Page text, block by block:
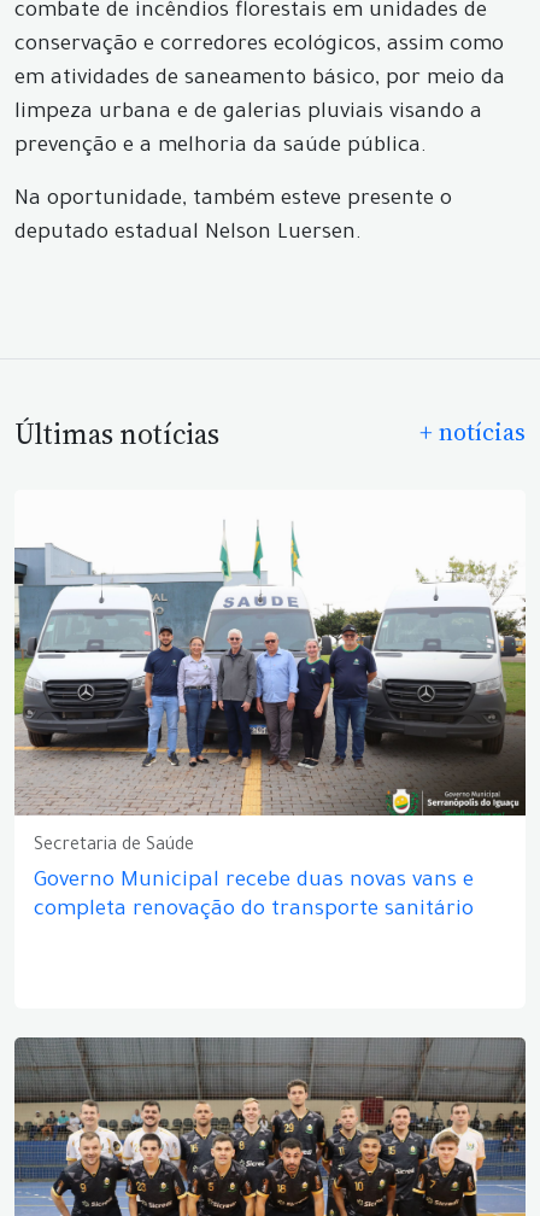
combate de incêndios florestais em unidades de
conservação e corredores ecológicos, assim como
em atividades de saneamento básico, por meio da
limpeza urbana e de galerias pluviais visando a
prevenção e a melhoria da saúde pública.
Na oportunidade, também esteve presente o
deputado estadual Nelson Luersen.
Últimas notícias + notícias
Secretaria de Saúde
Governo Municipal recebe duas novas vans e
completa renovação do transporte sanitário